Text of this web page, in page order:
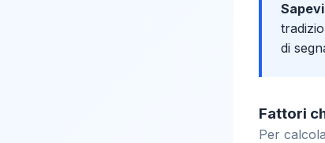
di
Fattori
Per